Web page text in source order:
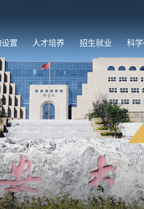
置 人才培养 招生就业 科